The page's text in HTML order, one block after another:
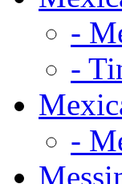
-
-
-